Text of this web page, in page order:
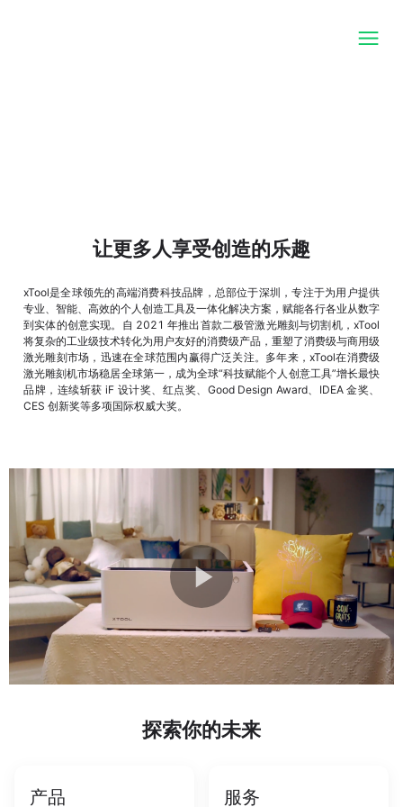
让更多人享受创造的乐趣
xTool是全球领先的高端消费科技品牌，总部位于深圳，专注于为用户提供
专业、智能、高效的个人创造工具及一体化解决方案，赋能各行各业从数字
到实体的创意实现。自 2021 年推出首款二极管激光雕刻与切割机，xTool
将复杂的工业级技术转化为用户友好的消费级产品，重塑了消费级与商用级
激光雕刻市场，迅速在全球范围内赢得广泛关注。多年来，xTool在消费级
激光雕刻机市场稳居全球第一，成为全球“科技赋能个人创意工具”增长最快
品牌，连续斩获 iF 设计奖、红点奖、Good Design Award、IDEA 金奖、
CES 创新奖等多项国际权威大奖。
探索你的未来
产品 服务